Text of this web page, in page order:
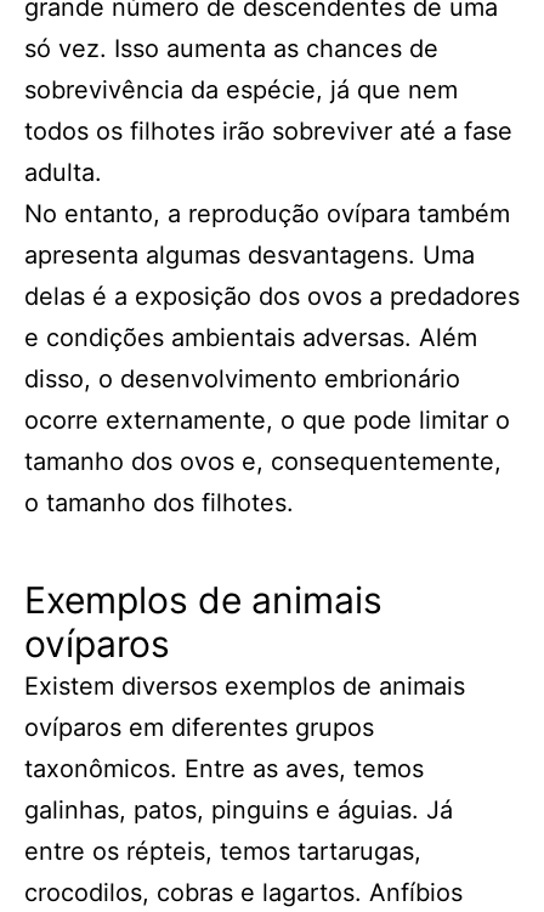
grande número de descendentes de uma
só vez. Isso aumenta as chances de
sobrevivência da espécie, já que nem
todos os filhotes irão sobreviver até a fase
adulta.
No entanto, a reprodução ovípara também
apresenta algumas desvantagens. Uma
delas é a exposição dos ovos a predadores
e condições ambientais adversas. Além
disso, o desenvolvimento embrionário
ocorre externamente, o que pode limitar o
tamanho dos ovos e, consequentemente,
o tamanho dos filhotes.
Exemplos de animais
ovíparos
Existem diversos exemplos de animais
ovíparos em diferentes grupos
taxonômicos. Entre as aves, temos
galinhas, patos, pinguins e águias. Já
entre os répteis, temos tartarugas,
crocodilos, cobras e lagartos. Anfíbios